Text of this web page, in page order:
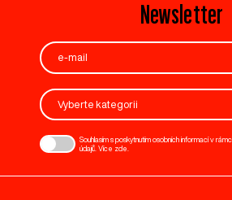
Newsletter
Vyberte kategorii
Souhlasím s poskytnutím osobních informací v
údajů. Více zde